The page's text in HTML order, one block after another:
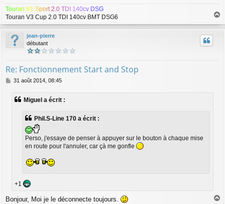
Touran V1 Sport 2.0 TD 140cv DSG
Touran V3 Cup 2.0 TDI 140cv BMT DSG6
a
u
jean-pierre
débutant
Re: Fonctionnement Start and Stop
M
31 août 2014, 08:45
Miguel a écrit :
Phil.S-Line 170 a écrit :
Perso, j'essaye de penser à appuyer sur le bouton à chaque mise
en route pour l'annuler, car çà me gonfle
+1
Bonjour, Moi je le déconnecte toujours.